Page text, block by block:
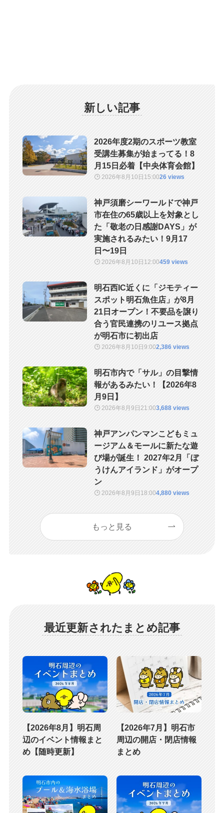
新しい記事
2026年度2期のスポーツ教室
受講生募集が始まってる！8
月15日必着【中央体育会館】
2026年8月10日 15:0026 views
神戸須磨シーワールドで神戸
市在住の65歳以上を対象とし
た「敬老の日感謝DAYS」が
実施されるみたい！9月17
日〜19日
2026年8月10日 12:00459 views
明石西IC近くに「ジモティー
スポット明石魚住店」が8月
21日オープン！不要品を譲り
合う官民連携のリユース拠点
が明石市に初出店
2026年8月10日9:002,386 views
明石市内で「サル」の目撃情
報があるみたい！【2026年8
月9日】
2026年8月9日21:003,688 views
神戸アンパンマンこどもミュ
ージアム＆モールに新たな遊
び場が誕生！ 2027年2月「ぼ
うけんアイランド」がオープ
ン
2026年8月9日 18:004,880 views
もっと見る
最近更新されたまとめ記事
【2026年8月】明石周
辺のイベント情報まと
め【随時更新】
【2026年7月】明石市
周辺の開店・閉店情報
まとめ